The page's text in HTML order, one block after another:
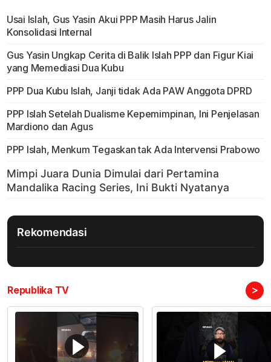
Usai Islah, Gus Yasin Akui PPP Masih Harus Jalin
Konsolidasi Internal
Gus Yasin Ungkap Cerita di Balik Islah PPP dan Figur Kiai
yang Memediasi Dua Kubu
PPP Dua Kubu Islah, Janji tidak Ada PAW Anggota DPRD
PPP Islah Setelah Dualisme Kepemimpinan, Ini Penjelasan
Mardiono dan Agus
PPP Islah, Menkum Tegaskan tak Ada Intervensi Prabowo
Rekomendasi
Republika TV >